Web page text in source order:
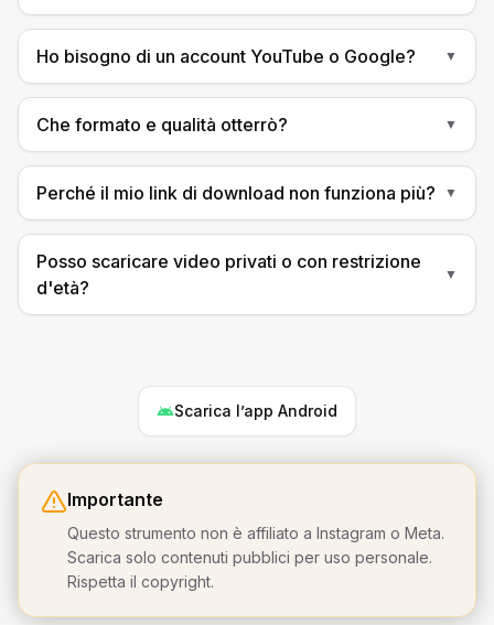
Ho bisogno di un account YouTube o Google? ▼
Che formato e qualità otterrò? ▼
Perché il mio link di download non funziona più? ▼
Posso scaricare video privati o con restrizione
d'età?
▼
Scarica l’app Android
Importante
Questo strumento non è affiliato a Instagram o Meta.
Scarica solo contenuti pubblici per uso personale.
Rispetta il copyright.